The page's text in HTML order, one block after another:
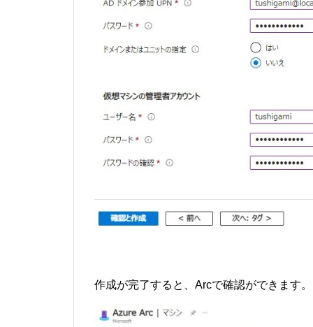
作成が完了すると、Arcで確認ができます。